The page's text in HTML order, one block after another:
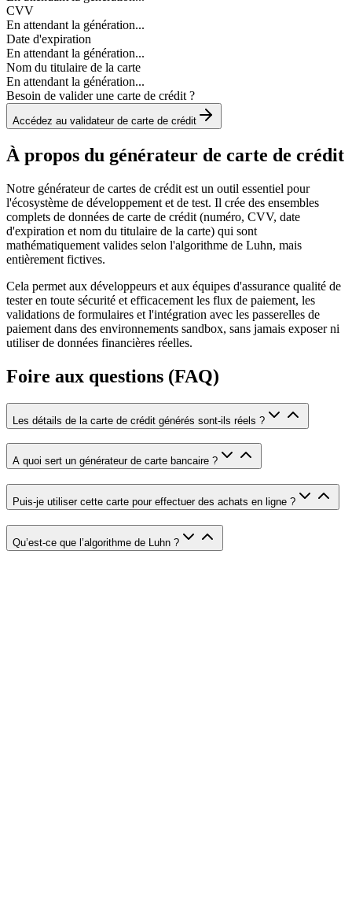
CVV
En attendant la génération...
Date d'expiration
En attendant la génération...
Nom du titulaire de la carte
En attendant la génération...
Besoin de valider une carte de crédit ?
Accédez au validateur de carte de crédit
À propos du générateur de carte de crédit
Notre générateur de cartes de crédit est un outil essentiel pour
l'écosystème de développement et de test. Il crée des ensembles
complets de données de carte de crédit (numéro, CVV, date
d'expiration et nom du titulaire de la carte) qui sont
mathématiquement valides selon l'algorithme de Luhn, mais
entièrement fictives.
Cela permet aux développeurs et aux équipes d'assurance qualité de
tester en toute sécurité et efficacement les flux de paiement, les
validations de formulaires et l'intégration avec les passerelles de
paiement dans des environnements sandbox, sans jamais exposer ni
utiliser de données financières réelles.
Foire aux questions (FAQ)
Les détails de la carte de crédit générés sont-ils réels ?
A quoi sert un générateur de carte bancaire ?
Puis-je utiliser cette carte pour effectuer des achats en ligne ?
Qu’est-ce que l’algorithme de Luhn ?